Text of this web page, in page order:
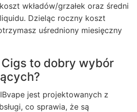
wkładów/grzałek oraz średni
Dzieląc roczny koszt
uśredniony miesięczny
Cigs to dobry wybór
jest projektowanych z
co sprawia, że są